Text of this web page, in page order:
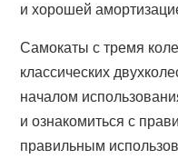
и хорошей
Самокаты с тремя
классических
началом
и ознакомиться с
правильным